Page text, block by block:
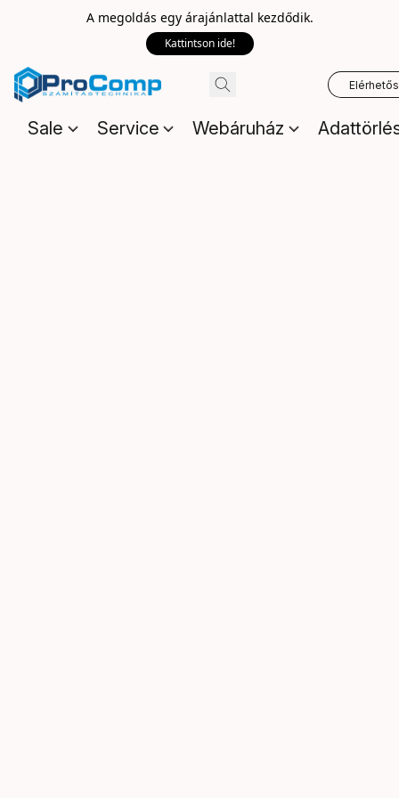
A megoldás egy árajánlattal kezdődik.
Kattintson ide!
Sale Service Webáruház